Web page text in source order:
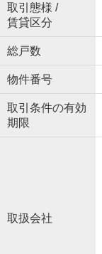
取引態様 /
賃貸区分
総戸数
物件番号
取引条件の有効
期限
取扱会社